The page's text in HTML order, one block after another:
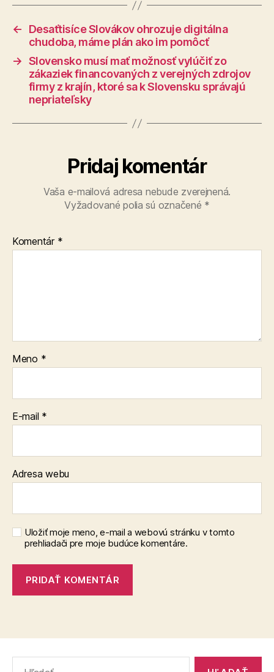
←
Desaťtisíce Slovákov ohrozuje digitálna
chudoba, máme plán ako im pomôcť
→ Slovensko musí mať možnosť vylúčiť zo
zákaziek financovaných z verejných zdrojov
firmy z krajín, ktoré sa k Slovensku správajú
nepriateľsky
Pridaj komentár
Vaša e-mailová adresa nebude zverejnená.
Vyžadované polia sú označené *
Komentár *
Meno *
E-mail *
Adresa webu
Uložiť moje meno, e-mail a webovú stránku v tomto
prehliadači pre moje budúce komentáre.